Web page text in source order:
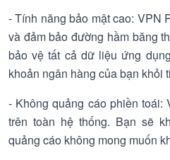
- Tính năng bảo mật cao: VPN
và đảm bảo đường hầm băng
bảo vệ tất cả dữ liệu ứng
khoản ngân hàng của bạn khỏi
- Không quảng cáo phiền toái:
trên toàn hệ thống. Bạn sẽ
quảng cáo không mong muốn